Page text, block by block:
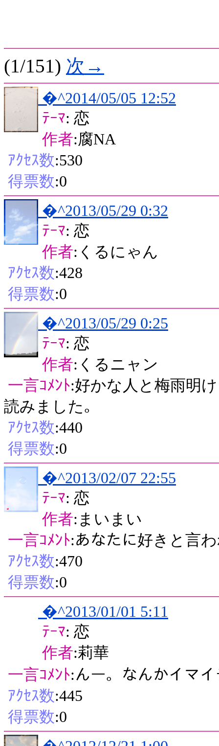
(1/151) 次→
�^2014/05/05 12:52
ﾃｰﾏ: 恋
作者:腐NA
ｱｸｾｽ数:530
得票数:0
�^2013/05/29 0:32
ﾃｰﾏ: 恋
作者:くるにゃん
ｱｸｾｽ数:428
得票数:0
�^2013/05/29 0:25
ﾃｰﾏ: 恋
作者:くるニャン
一言ｺﾒﾝﾄ:好かな人と梅雨明
読みました｡
ｱｸｾｽ数:440
得票数:0
�^2013/02/07 22:55
ﾃｰﾏ: 恋
作者:まいまい
一言ｺﾒﾝﾄ:あなたに好きと言
ｱｸｾｽ数:470
得票数:0
�^2013/01/01 5:11
ﾃｰﾏ: 恋
作者:莉華
一言ｺﾒﾝﾄ:んー。なんかイマ
ｱｸｾｽ数:445
得票数:0